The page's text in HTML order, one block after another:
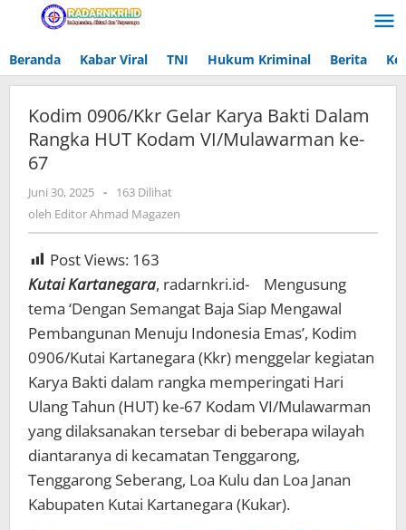
Lewati
Beranda Kabar Viral TNI Hukum Kriminal Berita
Kodim 0906/Kkr Gelar Karya Bakti Dalam
Rangka HUT Kodam VI/Mulawarman ke-
67
Juni 30, 2025 oleh
Editor
-
163 Dilihat
oleh Editor Ahmad Magazen
Post Views: 163
Kutai Kartanegara, radarnkri.id- Mengusung
tema ‘Dengan Semangat Baja Siap Mengawal
Pembangunan Menuju Indonesia Emas’, Kodim
0906/Kutai Kartanegara (Kkr) menggelar kegiatan
Karya Bakti dalam rangka memperingati Hari
Ulang Tahun (HUT) ke-67 Kodam VI/Mulawarman
yang dilaksanakan tersebar di beberapa wilayah
diantaranya di kecamatan Tenggarong,
Tenggarong Seberang, Loa Kulu dan Loa Janan
Kabupaten Kutai Kartanegara (Kukar).